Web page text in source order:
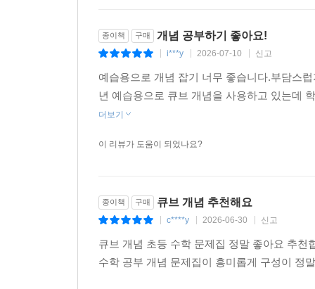
종이책 구매 개념 공부하기 좋아요!
i***y 2026-07-10 신고
예습용으로 개념 잡기 너무 좋습니다.부담스
년 예습용으로 큐브 개념을 사용하고 있는데
더보기
이 리뷰가 도움이 되었나요?
종이책 구매 큐브 개념 추천해요
c****y 2026-06-30 신고
큐브 개념 초등 수학 문제집 정말 좋아요 추
수학 공부 개념 문제집이 흥미롭게 구성이 정